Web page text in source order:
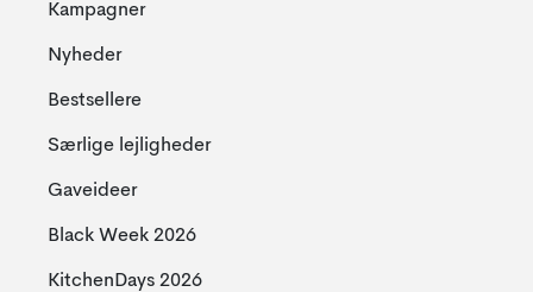
Kampagner
Nyheder
Bestsellere
Særlige lejligheder
Gaveideer
Black Week 2026
KitchenDays 2026